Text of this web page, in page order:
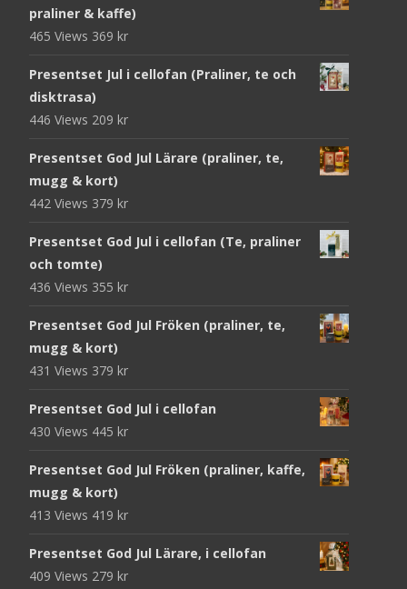
praliner & kaffe)
465 Views 369 kr
Presentset Jul i cellofan (Praliner, te och
disktrasa)
446 Views 209 kr
Presentset God Jul Lärare (praliner, te,
mugg & kort)
442 Views 379 kr
Presentset God Jul i cellofan (Te, praliner
och tomte)
436 Views 355 kr
Presentset God Jul Fröken (praliner, te,
mugg & kort)
431 Views 379 kr
Presentset God Jul i cellofan
430 Views 445 kr
Presentset God Jul Fröken (praliner, kaffe,
mugg & kort)
413 Views 419 kr
Presentset God Jul Lärare, i cellofan
409 Views 279 kr